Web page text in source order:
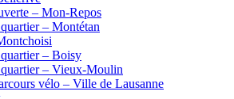
– Mon-Repos
– Montétan
– Boisy
– Vieux-Moulin
vélo – Ville de Lausanne